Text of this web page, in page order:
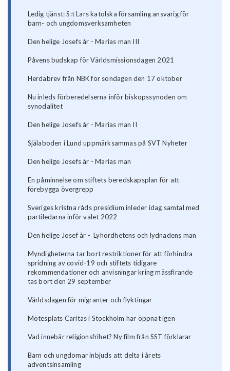
Ledig tjänst: S:t Lars katolska församling ansvarig för
barn- och ungdomsverksamheten
Den helige Josefs år - Marias man III
Påvens budskap för Världsmissionsdagen 2021
Herdabrev från NBK för söndagen den 17 oktober
Nu inleds förberedelserna inför biskopssynoden om
synodalitet
Den helige Josefs år - Marias man II
Själaboden i Lund uppmärksammas på SVT Nyheter
Den helige Josefs år - Marias man
En påminnelse om stiftets beredskapsplan för att
förebygga övergrepp
Sveriges kristna råds presidium inleder idag samtal med
partiledarna inför valet 2022
Den helige Josef år - Lyhördhetens och lydnadens man
Myndigheterna tar bort restriktioner för att förhindra
spridning av covid-19 och stiftets tidigare
rekommendationer och anvisningar kring mässfirande
tas bort den 29 september
Världsdagen för migranter och flyktingar
Mötesplats Caritas i Stockholm har öppnat igen
Vad innebär religionsfrihet? Ny film från SST förklarar
Barn och ungdomar inbjuds att delta i årets
adventsinsamling